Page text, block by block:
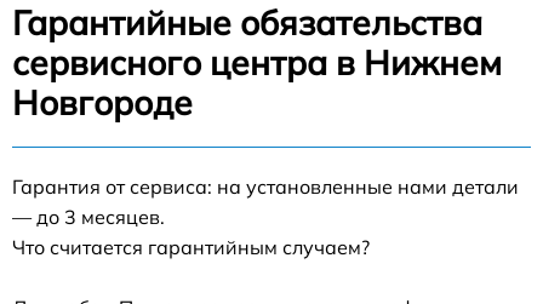
Гарантийные обязательства
сервисного центра в Нижнем
Новгороде
Гарантия от сервиса: на установленные нами детали
— до 3 месяцев.
Что считается гарантийным случаем?